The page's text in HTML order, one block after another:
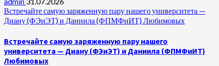
Встречайте самую заряженную пару нашего университета —
Диану (ФЭиЭТ) и Даниила (ФПМФиИТ) Любимовых
Встречайте самую заряженную пару нашего
университета — Диану (ФЭиЭТ) и Даниила (ФПМФиИТ)
Любимовых